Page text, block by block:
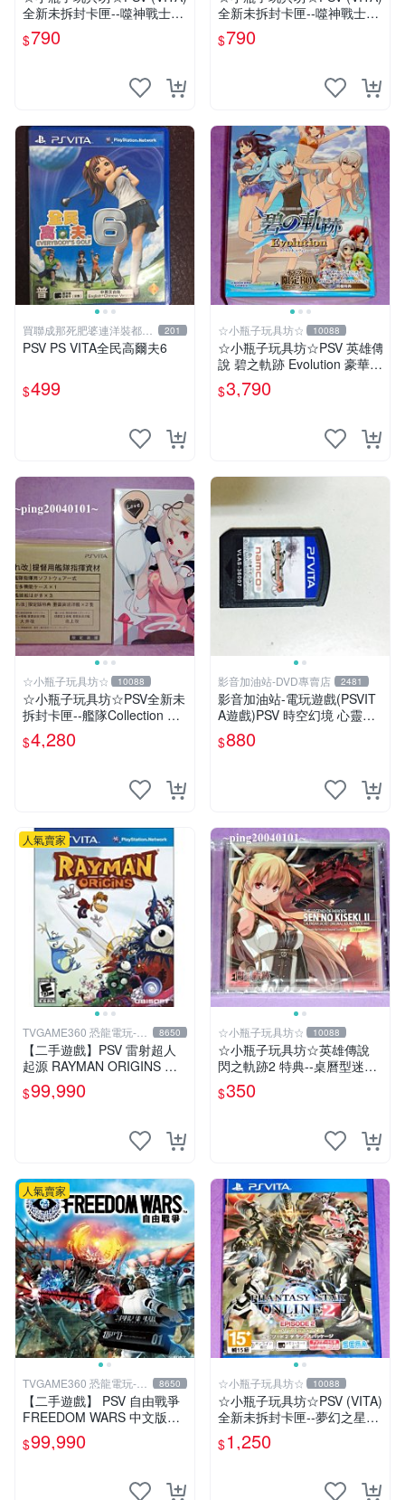
全新未拆封卡匣--噬神戰士2
《噬神者2》(日版)
$790
全新未拆封卡匣--噬神戰士2
《噬神者2》
$790
買聯成那死肥婆連洋裝都要
穿XL號
201
PSV PS VITA全民高爾夫6
$499
☆小瓶子玩具坊☆ 10088
☆小瓶子玩具坊☆PSV 英雄傳
說 碧之軌跡 Evolution 豪華限
定版 CHANA-ANI 限定BOX
(日版)
$3,790
☆小瓶子玩具坊☆ 10088
☆小瓶子玩具坊☆PSV全新未
拆封卡匣--艦隊Collection 改
《艦隊收藏 改》限定版 (日
版) +特典--資料夾
$4,280
影音加油站-DVD專賣店 2481
影音加油站-電玩遊戲(PSVIT
A遊戲)PSV 時空幻境 心靈傳
奇 R 日版/直購價880元/下標
就賣
$880
人氣賣家
TVGAME360 恐龍電玩-台
中店
8650
【二手遊戲】PSV 雷射超人
起源 RAYMAN ORIGINS 英
文版【台中恐龍電玩】
$99,990
☆小瓶子玩具坊☆ 10088
☆小瓶子玩具坊☆英雄傳說
閃之軌跡2 特典--桌曆型迷你
原聲帶--"亞莉莎 Alisa"封面
(無遊戲卡匣唷)
$350
人氣賣家
TVGAME360 恐龍電玩-台
中店
8650
【二手遊戲】 PSV 自由戰爭
FREEDOM WARS 中文版
【台中恐龍電玩】
$99,990
☆小瓶子玩具坊☆ 10088
☆小瓶子玩具坊☆PSV (VITA)
全新未拆封卡匣--夢幻之星網
路版2 EPISODE 2 日文豪華
包
$1,250